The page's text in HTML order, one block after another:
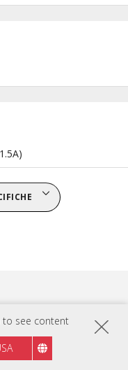
to see content
SKU